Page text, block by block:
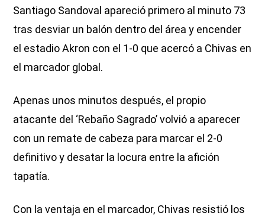
Santiago Sandoval apareció primero al minuto 73
tras desviar un balón dentro del área y encender
el estadio Akron con el 1-0 que acercó a Chivas en
el marcador global.
Apenas unos minutos después, el propio
atacante del ‘Rebaño Sagrado’ volvió a aparecer
con un remate de cabeza para marcar el 2-0
definitivo y desatar la locura entre la afición
tapatía.
Con la ventaja en el marcador, Chivas resistió los